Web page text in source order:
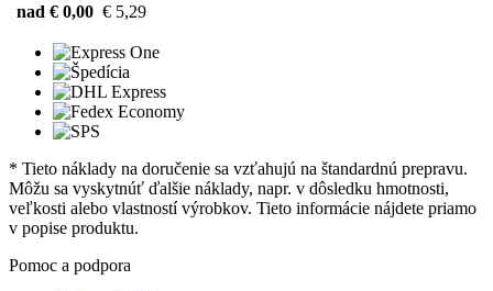
nad € 0,00 € 5,29
* Tieto náklady na doručenie sa vzťahujú na štandardnú prepravu.
Môžu sa vyskytnúť ďalšie náklady, napr. v dôsledku hmotnosti,
veľkosti alebo vlastností výrobkov. Tieto informácie nájdete priamo
v popise produktu.
Pomoc a podpora